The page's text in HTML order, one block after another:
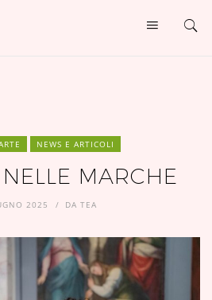
NEWS E ARTICOLI
MARCHE
2025 DA TEA